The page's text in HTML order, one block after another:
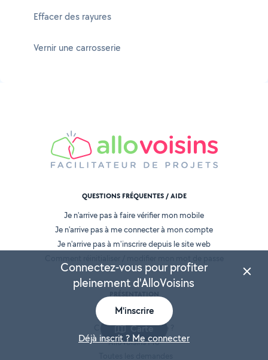
Effacer des rayures
Vernir une carrosserie
Carte
QUESTIONS FRÉQUENTES / AIDE
Je n'arrive pas à faire vérifier mon mobile
Je n'arrive pas à me connecter à mon compte
Je n'arrive pas à m'inscrire depuis le site web
PRÉSENTATION
Qui sommes-nous ?
Comment ça marche ?
AlloVoisins Pro
Connectez-vous pour profiter
pleinement d'AlloVoisins
M'inscrire
Déjà inscrit ? Me connecter